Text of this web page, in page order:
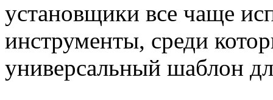
установщики все чаще
инструменты, среди
универсальный шаблон